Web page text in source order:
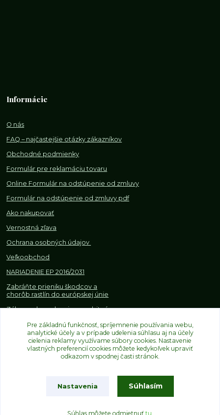
Informácie
O nás
FAQ – najčastejšie otázky zákazníkov
Obchodné podmienky
Formulár pre reklamáciu tovaru
Online Formulár na odstúpenie od zmluvy
Formulár na odstúpenie od zmluvy pdf
Ako nakupovať
Vernostná zľava
Ochrana osobných údajov
Veľkoobchod
NARIADENIE EP 2016/2031
Zabráňte prieniku škodcov a
chorôb rastlín do európskej únie
Zákazy, obmedzenia a osobitné
obchodovaní s rastlinami
Upravit sběr cookies.
Pre základnú funkčnosť, spríjemnenie používania webu,
analytické účely a v prípade udelenia súhlasu aj na účely
cielenia reklamy využívame súbory cookies. Nastavenie
vlastných preferencií cookies môžete kedykoľvek upraviť
odkazom v spodnej časti stránok.
Nastavenia Súhlasím
Súhlas môžete odmietnuť tu